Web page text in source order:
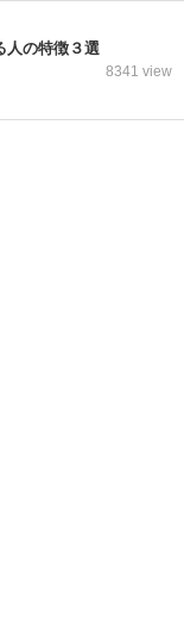
人の特徴３選
8341 view